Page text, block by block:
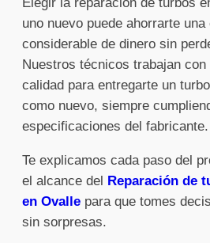
uno nuevo puede ahorrarte una
considerable de dinero sin
Nuestros técnicos trabajan
calidad para entregarte un
como nuevo, siempre
especificaciones del fabricante.
Te explicamos cada paso del
el alcance del Reparación de
en Ovalle para que tomes
sin sorpresas.